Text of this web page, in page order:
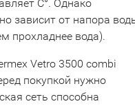
С°. Однако
зависит от напора
прохладнее вода).
Vetro 3500 combi
покупкой нужно
сеть способна